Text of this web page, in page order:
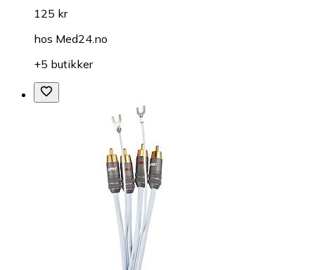
125 kr
hos Med24.no
+5 butikker